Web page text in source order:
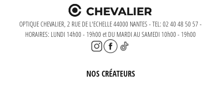
OPTIQUE CHEVALIER, 2 RUE DE L'ECHELLE 44000 NANTES - TEL: 02 40 48 50 57 -
HORAIRES: LUNDI 14h00 - 19h00 et DU MARDI AU SAMEDI 10h00 - 19h00
NOS CRÉATEURS